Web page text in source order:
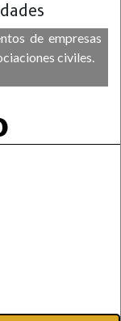
de empresas
civiles.